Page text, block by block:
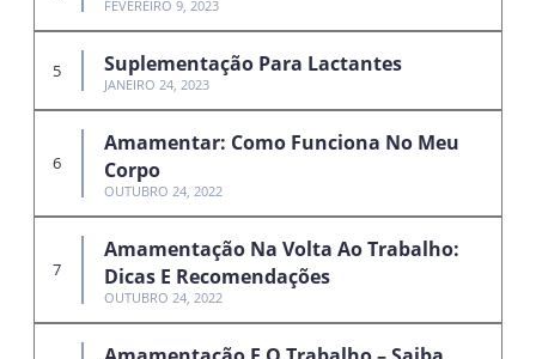
FEVEREIRO 9, 2023
Suplementação Para Lactantes
JANEIRO 24, 2023
Amamentar: Como Funciona No Meu
Corpo
OUTUBRO 24, 2022
Amamentação Na Volta Ao Trabalho:
Dicas E Recomendações
OUTUBRO 24, 2022